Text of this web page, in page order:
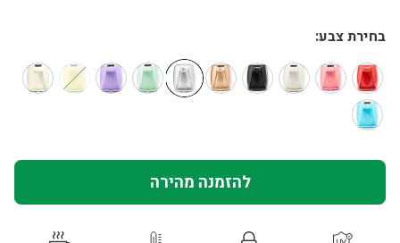
בחירת צבע
להזמנה מהירה